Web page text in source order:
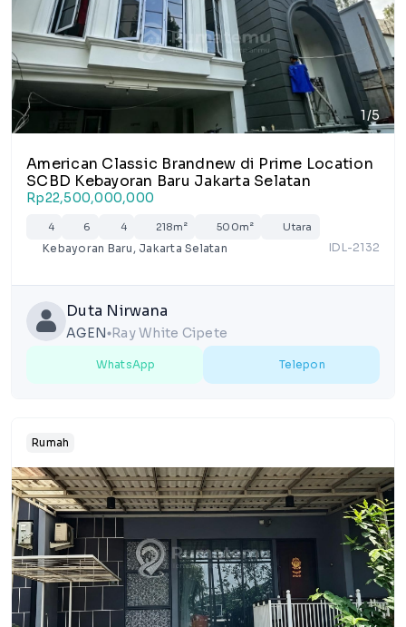
1/5
American Classic Brandnew di Prime Location
SCBD Kebayoran Baru Jakarta Selatan
Rp22,500,000,000
4 6 4 218m² 500m² Utara
Kebayoran Baru, Jakarta Selatan IDL-2132
Duta Nirwana
AGEN lens Ray White Cipete
WhatsApp Telepon
Rumah